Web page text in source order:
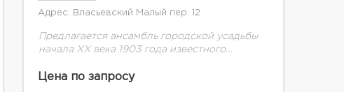
Адрес: Власьевский Малый пер. 12
Предлагается ансамбль городской усадьбы
начала XX века 1903 года известного
И.М.Коровина, архитектор И.Г.Кондратенко.
Цена по запросу